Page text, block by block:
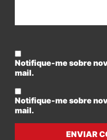
Notifique-me sobre
mail.
Notifique-me sobre
mail.
ENVIAR